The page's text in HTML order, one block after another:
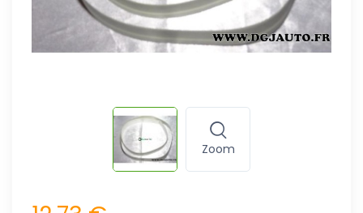
Zoom